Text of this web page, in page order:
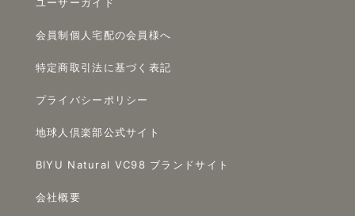
会員制個人宅配の会員様へ
特定商取引法に基づく表記
プライバシーポリシー
地球人倶楽部公式サイト
BIYU Natural VC98 ブランドサイト
会社概要